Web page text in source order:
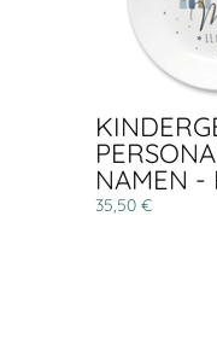
NAMEN -
35,50 €